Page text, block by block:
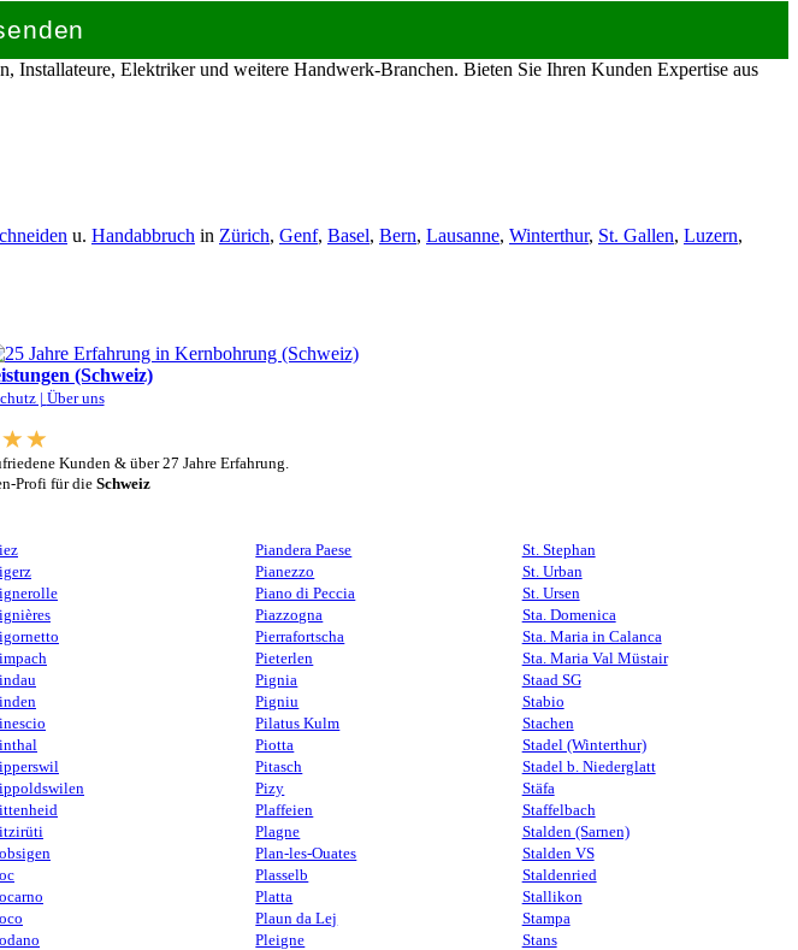
Installateure, Elektriker und weitere Handwerk-Branchen. Bieten Sie Ihren Kunden Expertise aus
u. Handabbruch in Zürich, Genf, Basel, Bern, Lausanne, Winterthur, St. Gallen, Luzern,
(Schweiz)
| Über uns
Kunden & über 27 Jahre Erfahrung.
Profi für die Schweiz
Piandera Paese
Pianezzo
Piano di Peccia
Piazzogna
Pierrafortscha
Pieterlen
Pignia
Pigniu
Pilatus Kulm
Piotta
Pitasch
Pizy
Plaffeien
Plagne
Plan-les-Ouates
Plasselb
Platta
Plaun da Lej
Pleigne
St. Stephan
St. Urban
St. Ursen
Sta. Domenica
Sta. Maria in Calanca
Sta. Maria Val Müstair
Staad SG
Stabio
Stachen
Stadel (Winterthur)
Stadel b. Niederglatt
Stäfa
Staffelbach
Stalden (Sarnen)
Stalden VS
Staldenried
Stallikon
Stampa
Stans